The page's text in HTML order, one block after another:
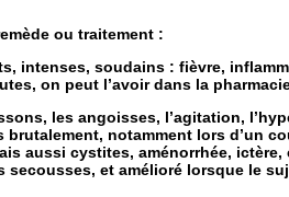
ou traitement :
intenses, soudains : fièvre,
on peut l’avoir dans la
les angoisses, l’agitation,
notamment lors d’un
aussi cystites, aménorrhée,
secousses, et amélioré lorsque le